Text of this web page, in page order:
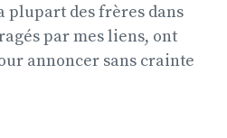
plupart des frères dans
par mes liens, ont
annoncer sans crainte